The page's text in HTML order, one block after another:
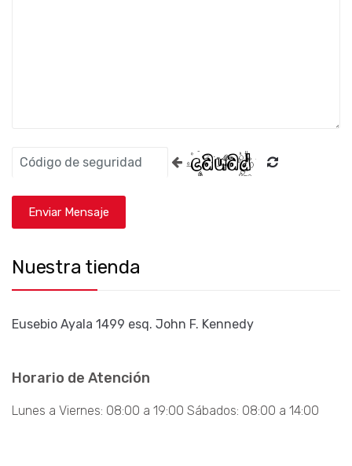
Nuestra tienda
Eusebio Ayala 1499 esq. John F. Kennedy
Horario de Atención
Lunes a Viernes: 08:00 a 19:00 Sábados: 08:00 a 14:00